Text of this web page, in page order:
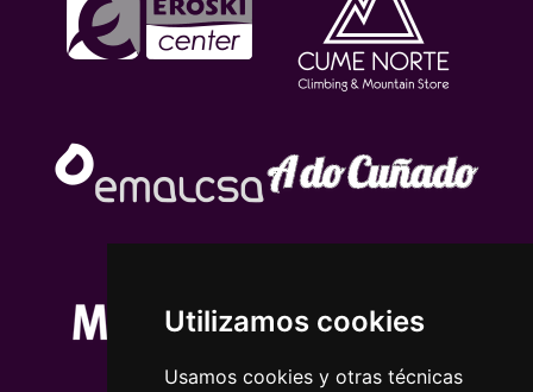
Utilizamos cookies
Usamos cookies y otras técnicas